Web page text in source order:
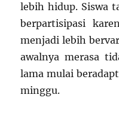
lebih hidup. Siswa
berpartisipasi
menjadi lebih
awalnya merasa
lama mulai
minggu.